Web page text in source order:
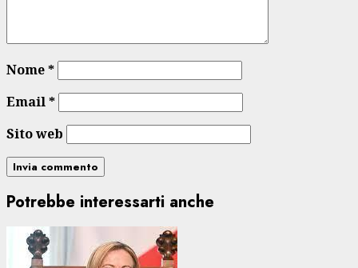
Nome*
Email*
Sito web
Potrebbe interessarti anche